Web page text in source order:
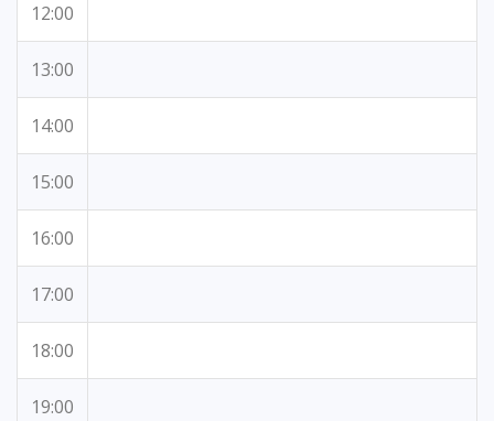
12:00
13:00
14:00
15:00
16:00
17:00
18:00
19:00